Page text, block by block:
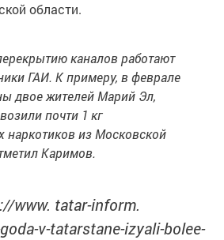
области.
каналов работают
ГАИ. К примеру, в феврале
двое жителей Марий Эл,
почти 1 кг
наркотиков из Московской
Каримов.
www. tatar-inform.
v-tatarstane-izyali-bolee-